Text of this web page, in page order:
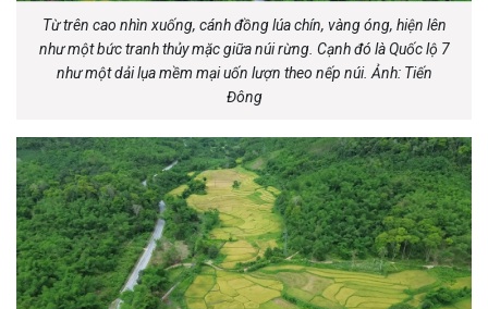
Từ trên cao nhìn xuống, cánh đồng lúa chín, vàng óng, hiện lên
như một bức tranh thủy mặc giữa núi rừng. Cạnh đó là Quốc lộ 7
như một dải lụa mềm mại uốn lượn theo nếp núi. Ảnh: Tiến
Đông